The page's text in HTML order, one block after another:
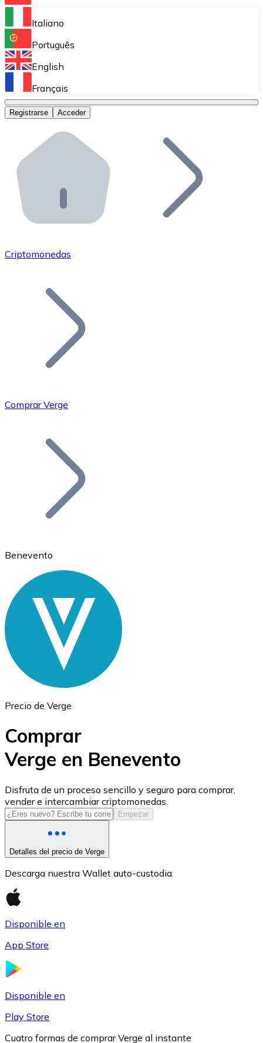
Bitnovo Ramp
Integra nuestra solución en tu plataforma.
Bitnovo Giftcards
Bitnovo OTC
Bitnovo ATM
Integra un ATM Bitnovo en tu negocio y permite que
Bitnovo API
Integra nuestra API en tu ecosistema.
Únete a nuestra red de distribuidores.
Añade tu proyecto a nuestro ecosistema.
Bitcoin
Ethereum
USD Coin
USDC
Italiano
Português
English
Français
Registrarse Acceder
Criptomonedas
Comprar Verge
Benevento
Precio de Verge
Comprar
Verge en Benevento
Disfruta de un proceso sencillo y seguro para comprar,
vender e intercambiar criptomonedas.
Empezar
Detalles del precio de Verge
Descarga nuestra Wallet auto-custodia
Disponible en
App Store
Disponible en
Play Store
Cuatro formas de comprar Verge al instante